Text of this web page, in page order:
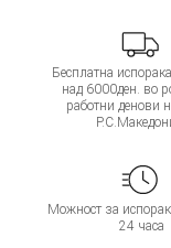
Бесплатна
над 6000ден. во
работни денови
Можност за
24 часа